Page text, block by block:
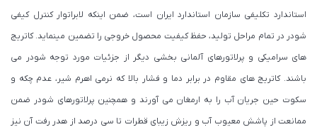
استاندارد تکلیفی سازمان استاندارد ایران است، ضمن اینکه لابراتوار کنترل کیفی
شودر در تمام مراحل تولید، حفظ کیفیت محصول خروجی را تضمین مینماید. کاتریج
های سرامیکی و پرلاتورهای آلمانی بخشی دیگر از جزئیات مورد توجه شودر می
باشند. کاتریج های مقاوم در برابر دما و فشار بالا که نرمی اهرم شیر، عدم چکه و
سکوت حین جریان آب را به ارمغان می آورند و همچنین پرلاتورهای شودر ضمن
ممانعت از پاشش معیوب آب و ریزش زیبای قطرات تا سی درصد از هدر رفت آن نیز